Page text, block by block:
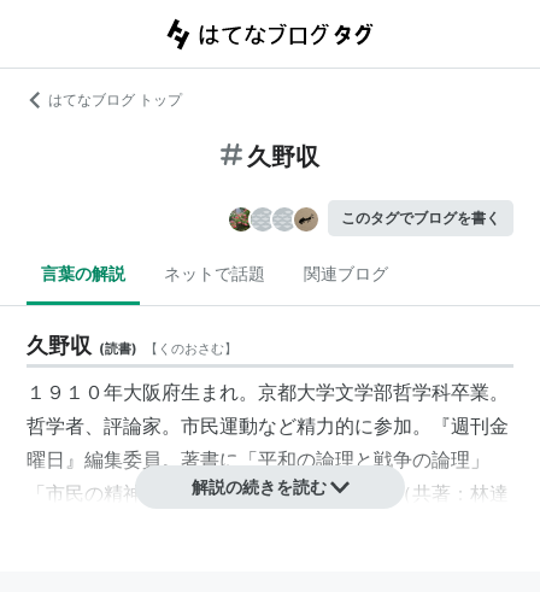
はてなブログ トップ
久野収
このタグでブログを書く
言葉の解説 ネットで話題 関連ブログ
久野収 (読書) 【 くのおさむ】
１９１０年大阪府生まれ。京都大学文学部哲学科卒業。
哲学者、評論家。市民運動など精力的に参加。『週刊金
曜日』編集委員。著書に「平和の論理と戦争の論理」
「市民の精神」「思想のドラマツルギー」（共著：林達
解説の続きを読む